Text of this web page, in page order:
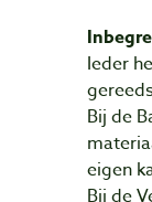
Ieder
Bij de
eigen